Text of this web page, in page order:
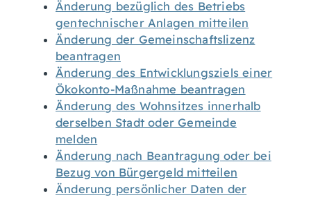
Änderung bezüglich des Betriebs
gentechnischer Anlagen mitteilen
Änderung der Gemeinschaftslizenz
beantragen
Änderung des Entwicklungsziels einer
Ökokonto-Maßnahme beantragen
Änderung des Wohnsitzes innerhalb
derselben Stadt oder Gemeinde
melden
Änderung nach Beantragung oder bei
Bezug von Bürgergeld mitteilen
Änderung persönlicher Daten der